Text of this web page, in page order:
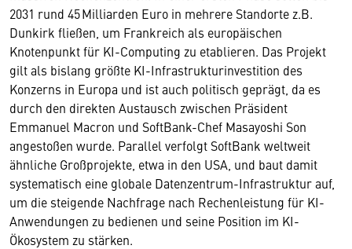
2031 rund 45 Milliarden Euro in mehrere Standorte z.B.
Dunkirk fließen, um Frankreich als europäischen
Knotenpunkt für KI-Computing zu etablieren. Das Projekt
gilt als bislang größte KI-Infrastrukturinvestition des
Konzerns in Europa und ist auch politisch geprägt, da es
durch den direkten Austausch zwischen Präsident
Emmanuel Macron und SoftBank-Chef Masayoshi Son
angestoßen wurde. Parallel verfolgt SoftBank weltweit
ähnliche Großprojekte, etwa in den USA, und baut damit
systematisch eine globale Datenzentrum-Infrastruktur auf,
um die steigende Nachfrage nach Rechenleistung für KI-
Anwendungen zu bedienen und seine Position im KI-
Ökosystem zu stärken.